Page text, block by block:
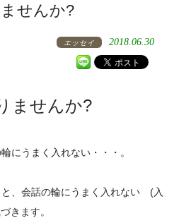
せんか?
エッセイ 2018.06.30
ませんか?
にうまく入れない・・・。
、会話の輪にうまく入れない (入
きます。